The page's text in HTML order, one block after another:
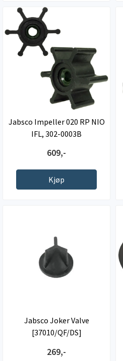
Jabsco Impeller 020 RP NIO
IFL, 302-0003B
609,-
Kjøp
Jabsco Joker Valve
[37010/QF/DS]
269,-